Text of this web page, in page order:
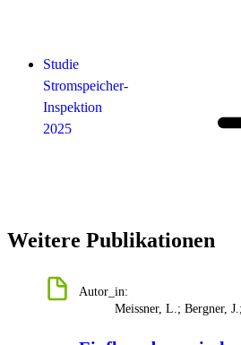
Studie
Stromspeicher-
Inspektion
2025
Weitere Publikationen
Autor_in:
Meissner, L.; Bergner,